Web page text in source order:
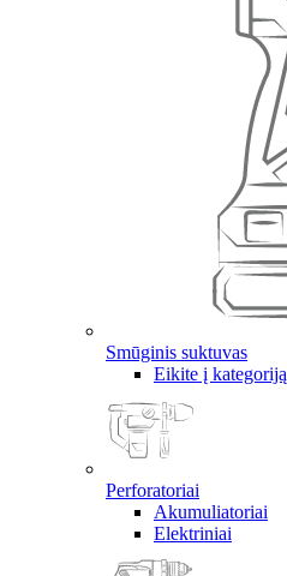
Smūginis suktuvas
Eikite į kategoriją
Perforatoriai
Akumuliatoriai
Elektriniai